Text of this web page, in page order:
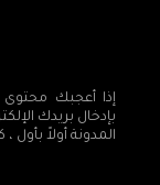
إذا أعجبك محتوى
بإدخال بريدك
المدونة أولاً